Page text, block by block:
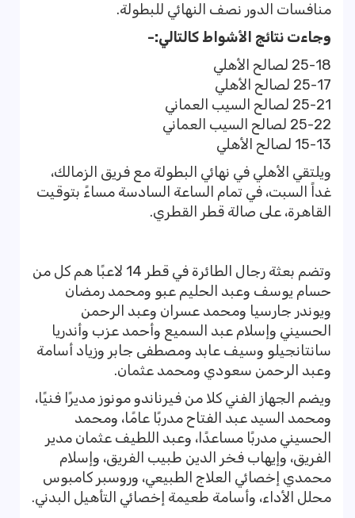
منافسات الدور نصف النهائي للبطولة.
وجاءت نتائج الأشواط كالتالي:-
25-18 لصالح الأهلي
25-17 لصالح الأهلي
25-21 لصالح السيب العماني
25-22 لصالح السيب العماني
15-13 لصالح الأهلي
ويلتقي الأهلي في نهائي البطولة مع فريق الزمالك،
غداً السبت، في تمام الساعة السادسة مساءً بتوقيت
القاهرة، على صالة قطر القطري.
وتضم بعثة رجال الطائرة في قطر 14 لاعبًا هم كل من
حسام يوسف وعبد الحليم عبو ومحمد رمضان
ويوندر جارسيا ومحمد عسران ‏وعبد الرحمن
الحسيني وإسلام عبد السميع وأحمد عزب وأندريا
سانتانجيلو وسيف عابد ومصطفى جابر وزياد أسامة
وعبد الرحمن ‏سعودي ومحمد عثمان‎.‎
ويضم الجهاز الفني كلا من فيرناندو مونوز مديرًا فنيًا،
ومحمد السيد عبد الفتاح مدربًا عامًا، ومحمد
الحسيني مدربًا مساعدًا، وعبد اللطيف ‏عثمان مدير
الفريق، وإيهاب فخر الدين طبيب الفريق، وإسلام
محمدي إخصائي العلاج الطبيعي، وروسبر كامبوس
محلل الأداء، ‏وأسامة طعيمة إخصائي التأهيل البدني.‏